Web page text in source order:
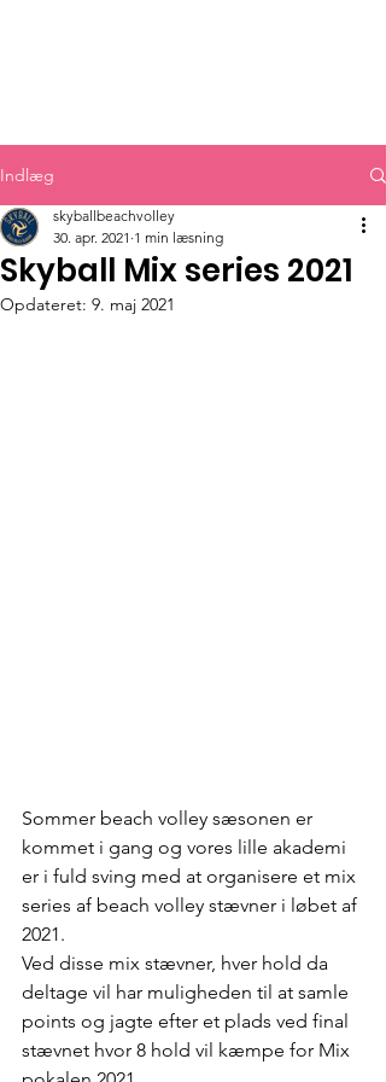
Indlæg
Skyball Mix series 2021
skyballbeachvolley
30. apr. 2021 1 min læsning
Opdateret: 9. maj 2021
Sommer beach volley sæsonen er
kommet i gang og vores lille akademi
er i fuld sving med at organisere et mix
series af beach volley stævner i løbet af
2021.
Ved disse mix stævner, hver hold da
deltage vil har muligheden til at samle
points og jagte efter et plads ved final
stævnet hvor 8 hold vil kæmpe for Mix